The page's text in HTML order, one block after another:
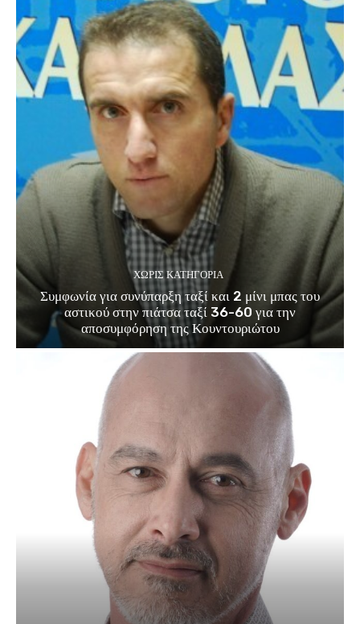
ΧΩΡΊΣ ΚΑΤΗΓΟΡΊΑ
Συμφωνία για συνύπαρξη ταξί και 2 μίνι μπας του
αστικού στην πιάτσα ταξί 36-60 για την
αποσυμφόρηση της Κουντουριώτου